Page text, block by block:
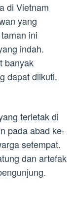
di Vietnam
yang
ini
indah.
banyak
dapat diikuti.
terletak di
pada abad ke-
setempat.
dan artefak